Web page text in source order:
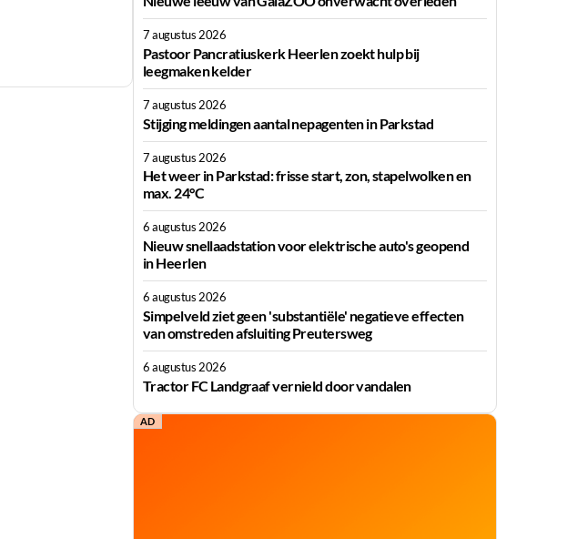
7 augustus 2026
Pastoor Pancratiuskerk Heerlen zoekt hulp bij
leegmaken kelder
7 augustus 2026
Stijging meldingen aantal nepagenten in Parkstad
7 augustus 2026
Het weer in Parkstad: frisse start, zon, stapelwolken en
max. 24°C
6 augustus 2026
Nieuw snellaadstation voor elektrische auto's geopend
in Heerlen
6 augustus 2026
Simpelveld ziet geen 'substantiële' negatieve effecten
van omstreden afsluiting Preutersweg
6 augustus 2026
Tractor FC Landgraaf vernield door vandalen
AD